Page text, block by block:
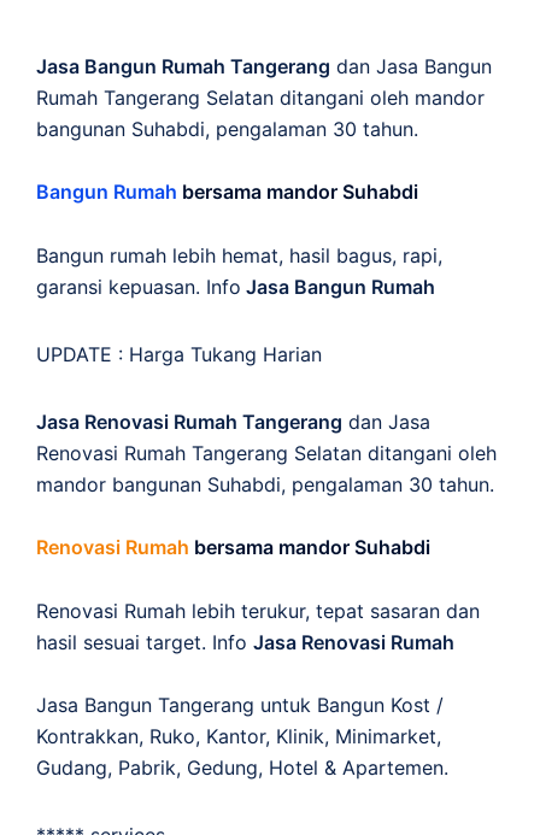
Jasa Bangun Rumah Tangerang dan Jasa Bangun
Rumah Tangerang Selatan ditangani oleh mandor
bangunan Suhabdi, pengalaman 30 tahun.
Bangun Rumah bersama mandor Suhabdi
Bangun rumah lebih hemat, hasil bagus, rapi,
garansi kepuasan. Info Jasa Bangun Rumah
UPDATE : Harga Tukang Harian
Jasa Renovasi Rumah Tangerang dan Jasa
Renovasi Rumah Tangerang Selatan ditangani oleh
mandor bangunan Suhabdi, pengalaman 30 tahun.
Renovasi Rumah bersama mandor Suhabdi
Renovasi Rumah lebih terukur, tepat sasaran dan
hasil sesuai target. Info Jasa Renovasi Rumah
Jasa Bangun Tangerang untuk Bangun Kost /
Kontrakkan, Ruko, Kantor, Klinik, Minimarket,
Gudang, Pabrik, Gedung, Hotel & Apartemen.